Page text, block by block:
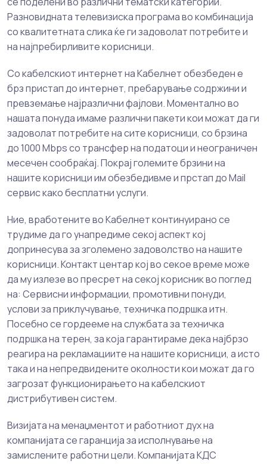
Разновидната телевизиска програма во комбинација
со квалитетната слика ќе ги задоволат потребите и
на најпребирливите корисници.
Со кабелскиот интернет на Кабелнет обезбеден е
брз пристап до интернет, пребарување содржини и
превземање најразлични фајлови. Моментално во
нашата понуда имаме различни пакети кои можат да ги
задоволат потребите на сите корисници, со брзина
до 1000 Mbps со трансфер на податоци и неограничен
месечен сообраќај. Покрај големите брзини на
нашите корисници им обезбедивме и прстап до Mail
сервис како бесплатни услуги.
Ние, вработените во Кабелнет континуирано се
трудиме да го унапредиме секој аспект кој
допринесува за зголемено задоволство на нашите
корисници. Контакт центар кој во секое време може
да му излезе во пресрет на секој корисник во поглед
на: Сервисни информации, промотивни понуди,
услови за приклучување, техничка подршка итн.
Посебно се гордееме на службата за техничка
подршка на терен, за која гарантираме дека најбрзо
реагира на рекламациите на нашите корисници, а исто
така и на непредвидените околности кои можат да го
загрозат функционирањето на кабелскиот
дистрибутивен систем.
Визијата на менаџментот и работниот дух на
компанијата се гаранција за исполнување на
замислените работни цели. Компанијата КДС